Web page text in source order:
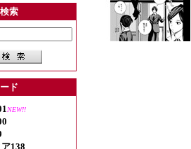
索
ド
NEW!!
138